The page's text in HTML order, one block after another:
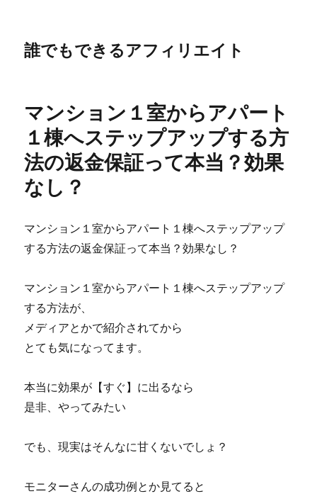
誰でもできるアフィリエイト
マンション１室からアパート
１棟へステップアップする方
法の返金保証って本当？効果
なし？
マンション１室からアパート１棟へステップアップ
する方法の返金保証って本当？効果なし？
マンション１室からアパート１棟へステップアップ
する方法が、
メディアとかで紹介されてから
とても気になってます。
本当に効果が【すぐ】に出るなら
是非、やってみたい
でも、現実はそんなに甘くないでしょ？
モニターさんの成功例とか見てると